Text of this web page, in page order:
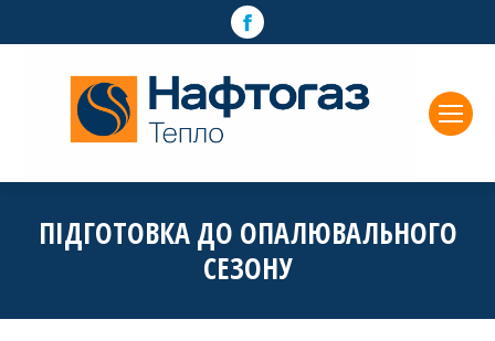
Facebook
opens
window
ПІДГОТОВКА ДО ОПАЛЮВАЛЬНОГО
СЕЗОНУ